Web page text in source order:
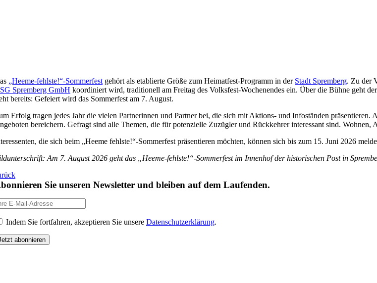
„Heeme-fehlste!“-Sommerfest gehört als etablierte Größe zum Heimatfest-Programm in der Stadt Spremberg. Zu der
Spremberg GmbH koordiniert wird, traditionell am Freitag des Volksfest-Wochenendes ein. Über die Bühne geht
bereits: Gefeiert wird das Sommerfest am 7. August.
Erfolg tragen jedes Jahr die vielen Partnerinnen und Partner bei, die sich mit Aktions- und Infoständen
bereichern. Gefragt sind alle Themen, die für potenzielle Zuzügler und Rückkehrer interessant sind.
die sich beim „Heeme fehlste!“-Sommerfest präsentieren möchten, können sich bis zum 15. Juni 2026
Am 7. August 2026 geht das „Heeme-fehlste!“-Sommerfest im Innenhof der historischen Post in
Sie unseren Newsletter und bleiben auf dem Laufenden.
Indem Sie fortfahren, akzeptieren Sie unsere Datenschutzerklärung.